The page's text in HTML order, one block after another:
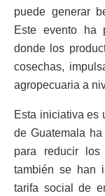
puede generar
Este evento ha
donde los
cosechas,
agropecuaria a
Esta iniciativa es
de Guatemala
para reducir
también se han
tarifa social de